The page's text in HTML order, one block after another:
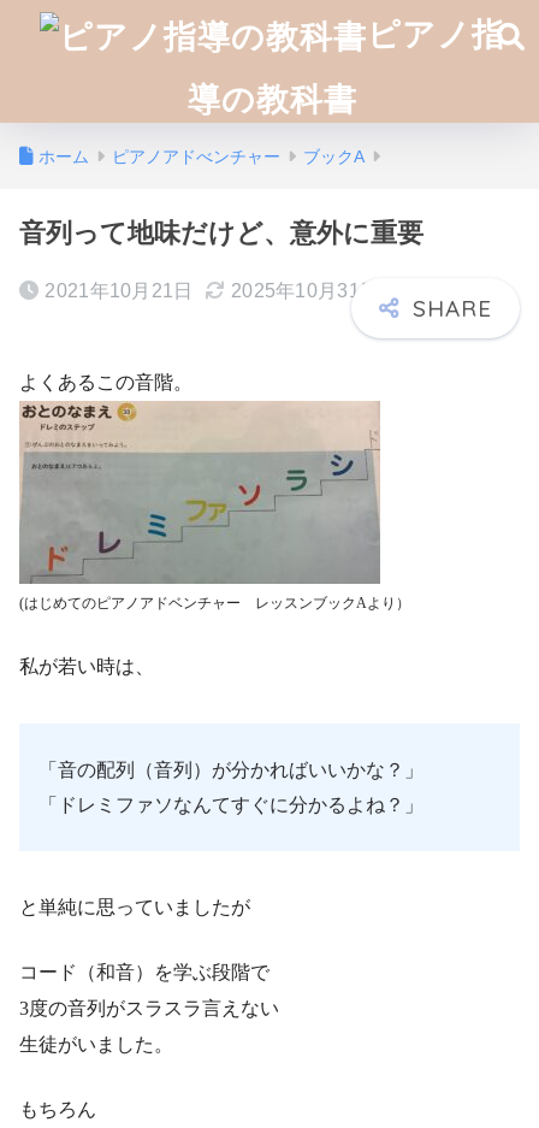
ピアノ指
導の教科書
ホーム ピアノアドべンチャー ブックA
音列って地味だけど、意外に重要
2021年10月21日 2025年10月31日
よくあるこの音階。
(はじめてのピアノアドベンチャー レッスンブックAより）
私が若い時は、
「音の配列（音列）が分かればいいかな？」
「ドレミファソなんてすぐに分かるよね？」
と単純に思っていましたが
コード（和音）を学ぶ段階で
3度の音列がスラスラ言えない
生徒がいました。
もちろん